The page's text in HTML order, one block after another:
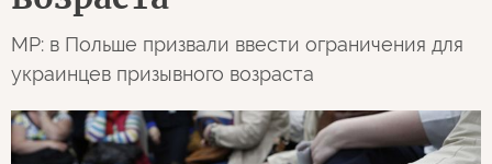
MP: в Польше призвали ввести ограничения для
украинцев призывного возраста